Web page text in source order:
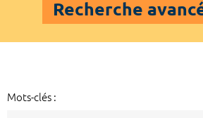
Recherche
Mots-clés :